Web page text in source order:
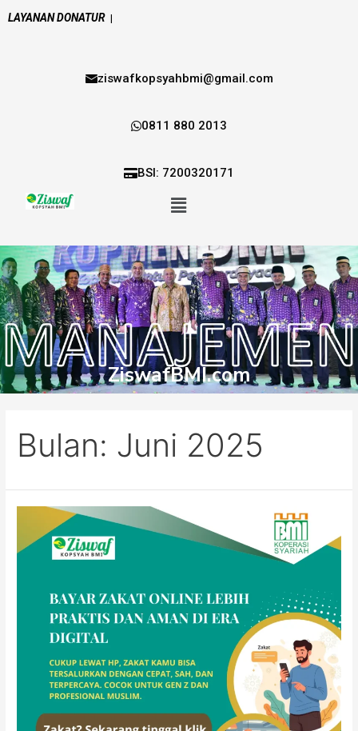
LAYANAN DONATUR |
ziswafkopsyahbmi@gmail.com
0811 880 2013
BSI: 7200320171
ZiswafBMI.com
Bulan: Juni 2025